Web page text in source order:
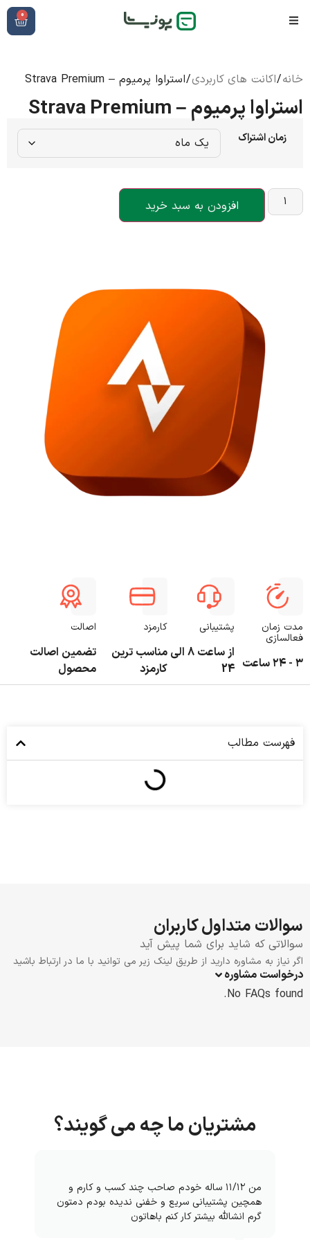
0
خانه/اکانت های کاربردی/ استراوا پرمیوم – Strava Premium
استراوا پرمیوم – Strava Premium
زمان اشتراک
افزودن به سبد خرید
مدت زمان
فعالسازی
۳ - ۲۴ ساعت
پشتیبانی
از ساعت 8 الی
24
کارمزد
مناسب ترین
کارمزد
اصالت
تضمین اصالت
محصول
فهرست مطالب
سوالات متداول کاربران
سوالاتی که شاید برای شما پیش آید
اگر نیاز به مشاوره دارید از طریق لینک زیر می توانید با ما در ارتباط باشید
درخواست مشاوره
No FAQs found.
مشتریان ما چه می گویند؟
من ۱۱/۱۲ ساله خودم صاحب چند کسب و کارم و
همچین پشتیبانی سریع و خفنی ندیده بودم دمتون
گرم انشالله بیشتر کار کنم باهاتون